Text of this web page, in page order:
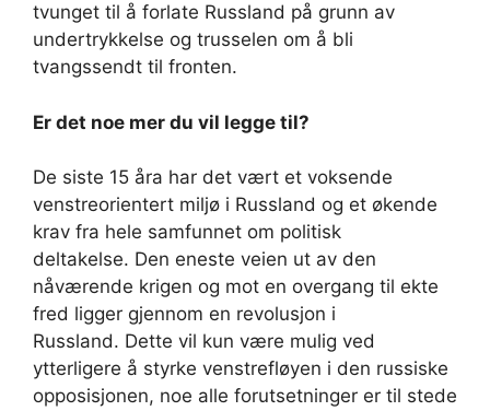
tvunget til å forlate Russland på grunn av
undertrykkelse og trusselen om å bli
tvangssendt til fronten.
Er det noe mer du vil legge til?
De siste 15 åra har det vært et voksende
venstreorientert miljø i Russland og et økende
krav fra hele samfunnet om politisk
deltakelse. Den eneste veien ut av den
nåværende krigen og mot en overgang til ekte
fred ligger gjennom en revolusjon i
Russland. Dette vil kun være mulig ved
ytterligere å styrke venstrefløyen i den russiske
opposisjonen, noe alle forutsetninger er til stede